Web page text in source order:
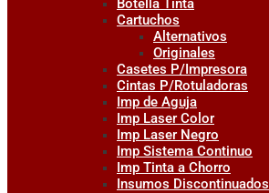
Botella Tinta
Cartuchos
Alternativos
Originales
Casetes P/Impresora
Cintas P/Rotuladoras
Imp de Aguja
Imp Laser Color
Imp Laser Negro
Imp Sistema Continuo
Imp Tinta a Chorro
Insumos Discontinuados